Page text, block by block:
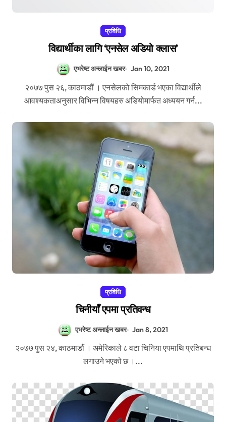
प्रविधि
विद्यार्थीका लागि ‘एनसेल अडियो क्लास’
एभरेष्ट अन्लाईन खबर Jan 10, 2021
२०७७ पुस २६, काठमाडौं । एनसेलको सिमकार्ड भएका विद्यार्थीले
आवश्यकताअनुसार विभिन्न विषयहरु अडियोमार्फत अध्ययन गर्न...
प्रविधि
चिनीयाँ एपमा प्रतिवन्ध
एभरेष्ट अन्लाईन खबर Jan 8, 2021
२०७७ पुस २४, काठमाडौं । अमेरिकाले ८ वटा चिनिया एपमाथि प्रतिबन्ध
लगाउने भएको छ ।...